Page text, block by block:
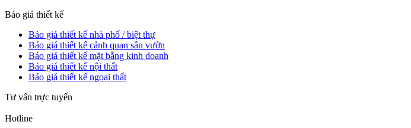
Báo giá thiết kế
Báo giá thiết kế nhà phố / biệt thự
Báo giá thiết kế cảnh quan sân vườn
Báo giá thiết kế mặt bằng kinh doanh
Báo giá thiết kế nội thất
Báo giá thiết kế ngoại thất
Tư vấn trực tuyến
Hotline